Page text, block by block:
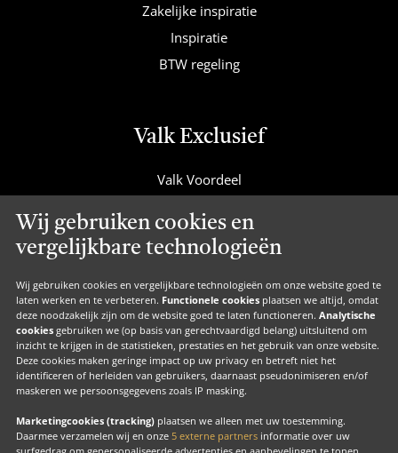
Wij gebruiken cookies en
vergelijkbare technologieën
Wij gebruiken cookies en vergelijkbare technologieën om onze website goed te
laten werken en te verbeteren. Functionele cookies plaatsen we altijd, omdat
deze noodzakelijk zijn om de website goed te laten functioneren. Analytische
cookies gebruiken we (op basis van gerechtvaardigd belang) uitsluitend om
inzicht te krijgen in de statistieken, prestaties en het gebruik van onze website.
Deze cookies maken geringe impact op uw privacy en betreft niet het
identificeren of herleiden van gebruikers, daarnaast pseudonimiseren en/of
maskeren we persoonsgegevens zoals IP masking.
Marketingcookies (tracking) plaatsen we alleen met uw toestemming.
Daarmee verzamelen wij en onze 5 externe partners informatie over uw
Zakelijke inspiratie
Inspiratie
BTW regeling
Valk Exclusief
Valk Voordeel
Valk Suites
Valk Jobs
Valk Exclusief Membership
Valk Voor Thuis
Valk Exclusief Zakelijk
MVO
Contact